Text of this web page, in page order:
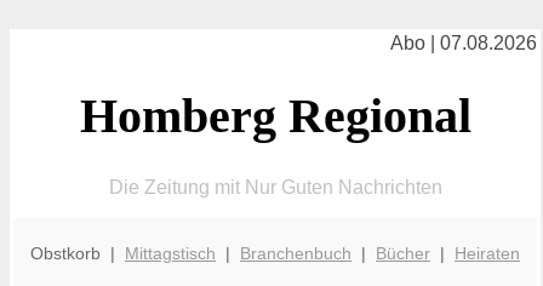
Abo | 07.08.2026
Homberg Regional
Die Zeitung mit Nur Guten Nachrichten
Obstkorb | Mittagstisch | Branchenbuch | Bücher | Heiraten